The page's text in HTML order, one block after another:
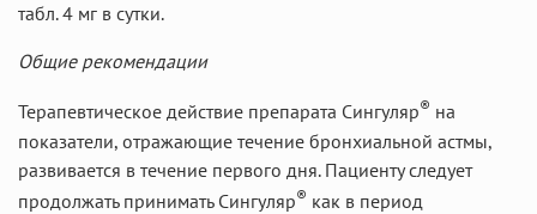
табл. 4 мг в сутки.
Общие рекомендации
Терапевтическое действие препарата Сингуляр® на
показатели, отражающие течение бронхиальной астмы,
развивается в течение первого дня. Пациенту следует
продолжать принимать Сингуляр® как в период